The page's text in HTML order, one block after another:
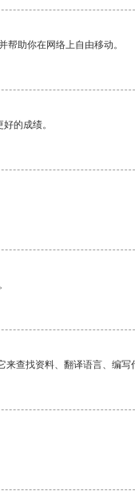
助你在网络上自由移动。
的成绩。
查找资料、翻译语言、编写